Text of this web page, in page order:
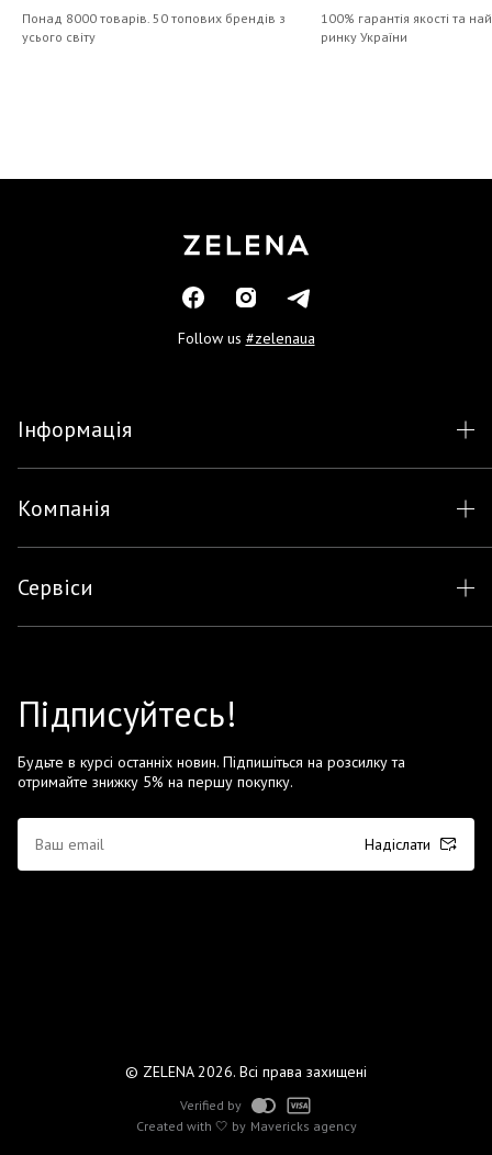
Понад 8000 товарів. 50 топових брендів з
усього світу
100% гарантія якості та
ринку України
Follow us #zelenaua
Інформація
Компанія
Сервіси
Підписуйтесь!
Будьте в курсі останніх новин. Підпишіться на розсилку та
отримайте знижку 5% на першу покупку.
Надіслати
© ZELENA 2026. Всі права захищені
Created with 🤍 by Mavericks agency
Verified by